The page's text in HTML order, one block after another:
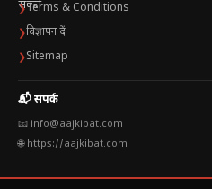
❯Terms & Conditions
❯विज्ञापन दें
❯Sitemap
📬 संपर्क
📧 info@aajkibat.com
🌐 https://aajkibat.com